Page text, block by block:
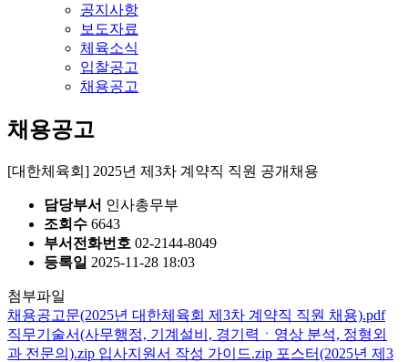
공지사항
보도자료
체육소식
입찰공고
채용공고
채용공고
[대한체육회] 2025년 제3차 계약직 직원 공개채용
담당부서 인사총무부
조회수 6643
부서전화번호 02-2144-8049
등록일 2025-11-28 18:03
첨부파일
채용공고문(2025년 대한체육회 제3차 계약직 직원 채용).pdf
직무기술서(사무행정, 기계설비, 경기력ㆍ영상 분석, 정형외
과 전문의).zip 입사지원서 작성 가이드.zip 포스터(2025년 제3